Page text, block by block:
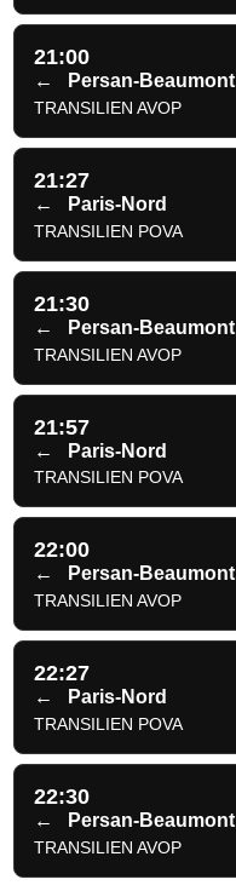
21:00
← Persan-Beaumont
TRANSILIEN AVOP
21:27
← Paris-Nord
TRANSILIEN POVA
21:30
← Persan-Beaumont
TRANSILIEN AVOP
21:57
← Paris-Nord
TRANSILIEN POVA
22:00
← Persan-Beaumont
TRANSILIEN AVOP
22:27
← Paris-Nord
TRANSILIEN POVA
22:30
← Persan-Beaumont
TRANSILIEN AVOP